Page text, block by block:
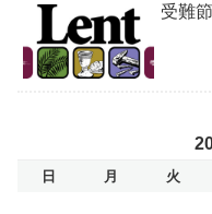
受難
日 月 火